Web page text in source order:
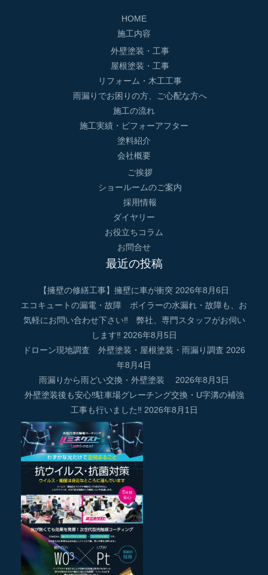
HOME
施工内容
外壁塗装・工事
屋根塗装・工事
リフォーム・木工工事
雨漏りでお困りの方、ご心配な方へ
施工の流れ
施工実績・ビフォーアフター
塗料紹介
会社概要
ご挨拶
ショールームのご案内
採用情報
ダイヤリー
お役立ちコラム
お問合せ
最近の投稿
【擁壁の修繕工事】擁壁に車が衝突 2026年8月6日
エコキュートの漏電・故障 ボイラーの水漏れ・故障も、お
気軽にお問い合わせ下さい‼ 弊社、専門スタッフがお伺い
します‼ 2026年8月5日
ドローン現地調査 外壁塗装・屋根塗装・雨漏り調査 2026
年8月4日
雨漏りから雨どい交換・外壁塗装
2026年8月3日
外壁塗装後も安心‼駐車場グレーチング交換・U字溝の補強
工事も行いました‼ 2026年8月1日